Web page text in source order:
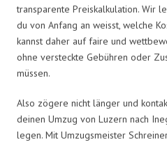
transparente Preiskalkulation. Wir
du von Anfang an weisst, welche
kannst daher auf faire und
ohne versteckte Gebühren oder
müssen.
Also zögere nicht länger und
deinen Umzug von Luzern nach
legen. Mit Umzugsmeister